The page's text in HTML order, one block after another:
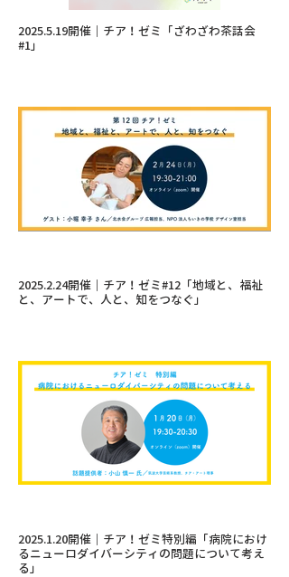
2025.5.19開催｜チア！ゼミ「ざわざわ茶話会
#1」
2025.2.24開催｜チア！ゼミ#12「地域と、福祉
と、アートで、人と、知をつなぐ」
2025.1.20開催｜チア！ゼミ特別編「病院におけ
るニューロダイバーシティの問題について考え
る」